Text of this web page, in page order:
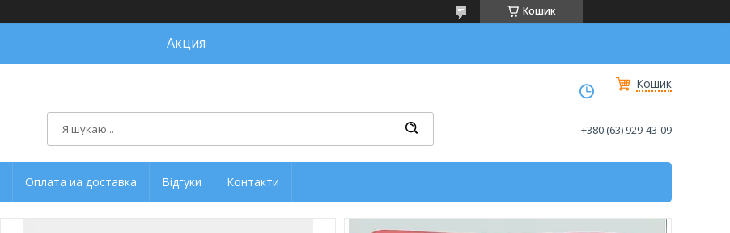
Кошик
Акция
Кошик
+380 (63) 929-43-09
Оплата иа доставка Відгуки Контакти